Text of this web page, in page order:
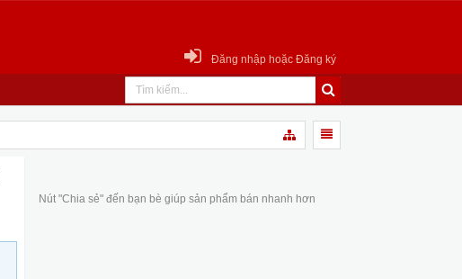
Đăng nhập hoặc Đăng ký
Nút "Chia sẻ" đến bạn bè giúp sản phẩm bán nhanh hơn